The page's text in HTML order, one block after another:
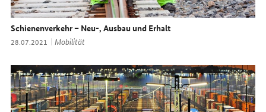
Schienenverkehr – Neu-, Ausbau und Erhalt
Datum:
28.07.2021 Thema:
Mobilität